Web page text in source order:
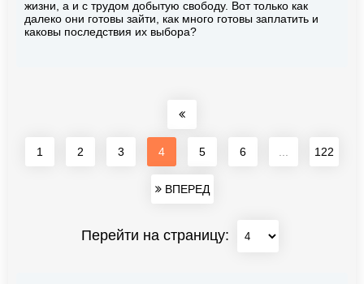
жизни, а и с трудом добытую свободу. Вот только как
далеко они готовы зайти, как много готовы заплатить и
каковы последствия их выбора?
1 2 3 4 5 6 122
ВПЕРЕД
Перейти на страницу: